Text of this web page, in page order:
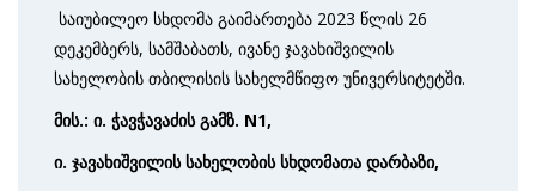
საიუბილეო სხდომა გაიმართება 2023 წლის 26
დეკემბერს, სამშაბათს, ივანე ჯავახიშვილის
სახელობის თბილისის სახელმწიფო უნივერსიტეტში.
მის.: ი. ჭავჭავაძის გამზ. N1,
ი. ჯავახიშვილის სახელობისსხდომათა დარბაზი,